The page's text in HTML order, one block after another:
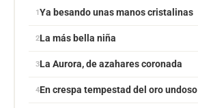
Ya besando unas manos cristalinas
La más bella niña
La Aurora, de azahares coronada
En crespa tempestad del oro undoso